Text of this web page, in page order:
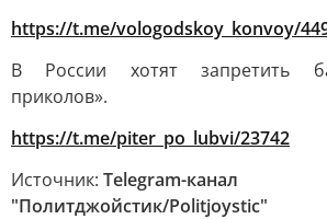
https://t.me/vologodskoy_konvoy/
В России хотят запретить
приколов».
https://t.me/piter_po_lubvi/23742
Источник: Telegram-канал
"Политджойстик/Politjoystic"